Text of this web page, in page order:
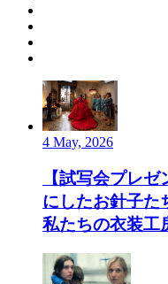
4 May, 2026
【試写会プレ
にしたお針子た
私たちの衣装工